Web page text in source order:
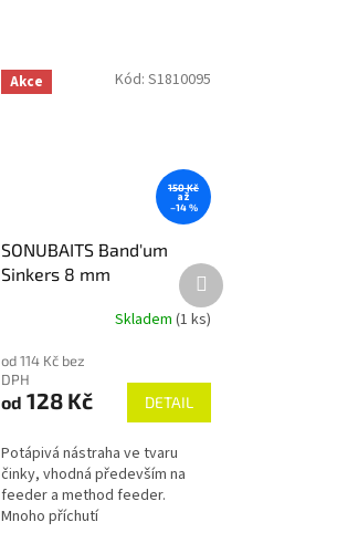
Akce
150 Kč
až
–14 %
SONUBAITS Band'um
Sinkers 8 mm
Skladem (1 ks)
od 114 Kč bez
DPH
od 128 Kč DETAIL
Potápivá nástraha ve tvaru
činky, vhodná především na
feeder a method feeder.
Mnoho příchutí
Kód: S1810095
Další
produkt